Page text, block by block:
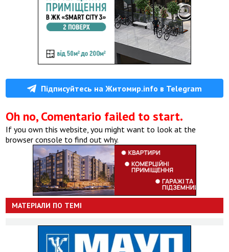
Підписуйтесь на Житомир.info в Telegram
Oh no, Comentario failed to start.
If you own this website, you might want to look at the
browser console to find out why.
МАТЕРІАЛИ ПО ТЕМІ